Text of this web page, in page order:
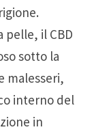
pelle, il CBD
sotto la
malesseri,
interno del
in